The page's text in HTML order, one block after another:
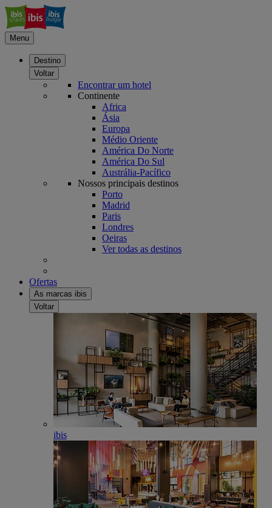
Menu
Destino
Voltar
Encontrar um hotel
Continente
Africa
Ásia
Europa
Médio Oriente
América Do Norte
América Do Sul
Austrália-Pacífico
Nossos principais destinos
Porto
Madrid
Paris
Londres
Oeiras
Ver todas as destinos
Ofertas
As marcas ibis
Voltar
ibis